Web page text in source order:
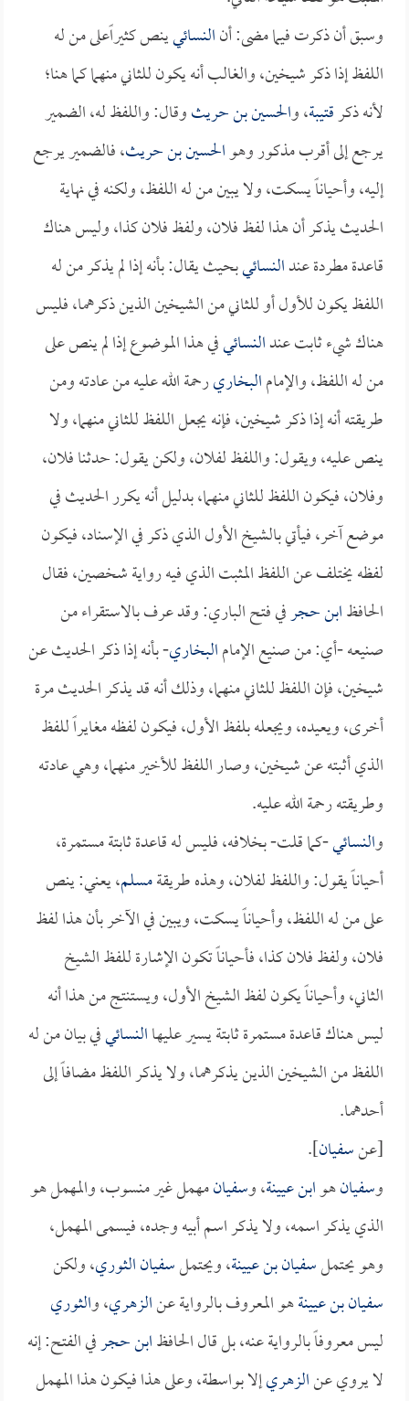
وسبق أن ذكرت فيما مضى: أنالنسائيينص كثيراًعلى من له
اللفظ إذا ذكر شيخين، والغالب أنه يكون للثاني منهما كما هنا؛
لأنه ذكرقتيبة، والحسين بن حريثوقال: واللفظ له، الضمير
يرجع إلى أقرب مذكور وهوالحسين بن حريث، فالضمير يرجع
إليه، وأحياناً يسكت، ولا يبين من له اللفظ، ولكنه في نهاية
الحديث يذكر أن هذا لفظ فلان، ولفظ فلان كذا، وليس هناك
قاعدة مطردة عندالنسائيبحيث يقال: بأنه إذا لم يذكر من له
اللفظ يكون للأول أو للثاني من الشيخين الذين ذكرهما، فليس
هناك شيء ثابت عندالنسائيفي هذا الموضوع إذا لم ينص على
من له اللفظ، والإمامالبخاريرحمة الله عليه من عادته ومن
طريقته أنه إذا ذكر شيخين، فإنه يجعل اللفظ للثاني منهما، ولا
ينص عليه، ويقول: واللفظ لفلان، ولكن يقول: حدثنا فلان،
وفلان، فيكون اللفظ للثاني منهما، بدليل أنه يكرر الحديث في
موضع آخر، فيأتي بالشيخ الأول الذي ذكر في الإسناد، فيكون
لفظه يختلف عن اللفظ المثبت الذي فيه رواية شخصين، فقال
الحافظابن حجرفي فتح الباري: وقد عرف بالاستقراء من
صنيعه -أي: من صنيع الإمامالبخاري- بأنه إذا ذكر الحديث عن
شيخين، فإن اللفظ للثاني منهما، وذلك أنه قد يذكر الحديث مرة
أخرى، ويعيده، ويجعله بلفظ الأول، فيكون لفظه مغايراً للفظ
الذي أثبته عن شيخين، وصار اللفظ للأخير منهما، وهي عادته
وطريقته رحمة الله عليه.
والنسائي-كما قلت- بخلافه، فليس له قاعدة ثابتة مستمرة،
أحياناً يقول: واللفظ لفلان، وهذه طريقةمسلم، يعني: ينص
على من له اللفظ، وأحياناً يسكت، ويبين في الآخر بأن هذا لفظ
فلان، ولفظ فلان كذا، فأحياناً تكون الإشارة للفظ الشيخ
الثاني، وأحياناً يكون لفظ الشيخ الأول، ويستنتج من هذا أنه
ليس هناك قاعدة مستمرة ثابتة يسير عليهاالنسائيفي بيان من له
اللفظ من الشيخين الذين يذكرهما، ولا يذكر اللفظ مضافاً إلى
أحدهما.
[عنسفيان].
وسفيانهوابن عيينة، وسفيانمهمل غير منسوب، والمهمل هو
الذي يذكر اسمه، ولا يذكر اسم أبيه وجده، فيسمى المهمل،
وهو يحتملسفيان بن عيينة، ويحتملسفيان الثوري، ولكن
سفيان بن عيينةهو المعروف بالرواية عنالزهري، والثوري
ليس معروفاً بالرواية عنه، بل قال الحافظابن حجرفي الفتح: إنه
لا يروي عنالزهريإلا بواسطة، وعلى هذا فيكون هذا المهمل